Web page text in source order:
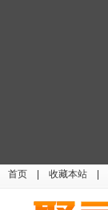
首页 收藏本站